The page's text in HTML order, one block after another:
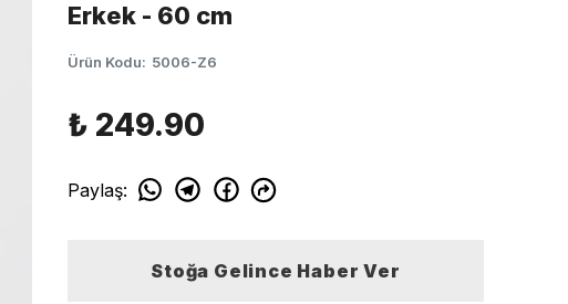
Erkek - 60 cm
Ürün Kodu: 5006-Z6
₺ 249.90
Paylaş:
Stoğa Gelince Haber Ver